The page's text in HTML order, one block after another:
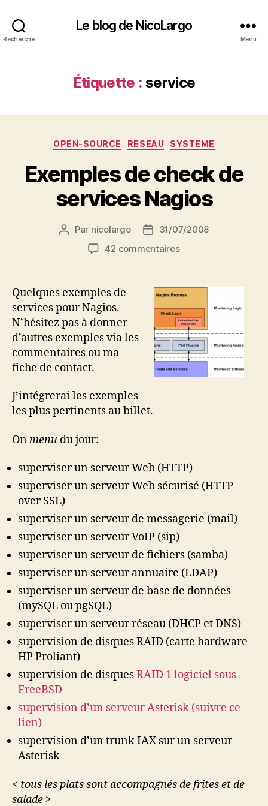
Recherche
Le blog de NicoLargo
Menu
Étiquette : service
Catégories
OPEN-SOURCE RESEAU SYSTEME
Exemples de check de
services Nagios
Auteur
l’article
Par nicolargo
Date31/07/2008
42 commentairessur
check
de
services
Nagios
Quelques exemples de
services pour Nagios.
N’hésitez pas à donner
d’autres exemples via les
commentaires ou ma
fiche de contact.
J’intégrerai les exemples
les plus pertinents au billet.
Onmenu du jour:
superviser un serveur Web (HTTP)
superviser un serveur Web sécurisé (HTTP
over SSL)
superviser un serveur de messagerie (mail)
superviser un serveur VoIP (sip)
superviser un serveur de fichiers (samba)
superviser un serveur annuaire (LDAP)
superviser un serveur de base de données
(mySQL ou pgSQL)
superviser un serveur réseau (DHCP et DNS)
supervision de disques RAID (carte hardware
HP Proliant)
supervision de disquesRAID 1 logiciel sous
FreeBSD
supervision d’un serveur Asterisk (suivre ce
lien)
supervision d’un trunk IAX sur un serveur
Asterisk
< tous les plats sont accompagnés de frites et de
salade >